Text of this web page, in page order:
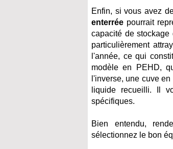
Enfin, si vous avez
enterrée pourrait
capacité de
particulièrement
l'année, ce qui
modèle en PEHD,
l'inverse, une cuve
liquide recueilli. Il
spécifiques.
Bien entendu,
sélectionnez le bon